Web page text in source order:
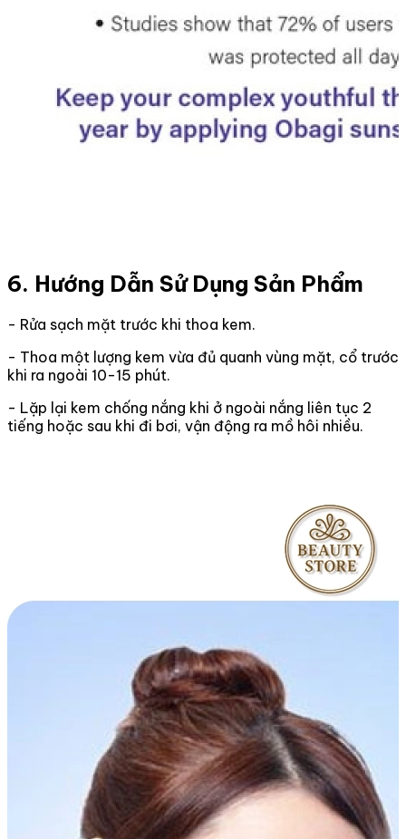
6. Hướng Dẫn Sử Dụng Sản Phẩm
- Rửa sạch mặt trước khi thoa kem.
- Thoa một lượng kem vừa đủ quanh vùng mặt, cổ trước
khi ra ngoài 10-15 phút.
- Lặp lại kem chống nắng khi ở ngoài nắng liên tục 2
tiếng hoặc sau khi đi bơi, vận động ra mồ hôi nhiều.